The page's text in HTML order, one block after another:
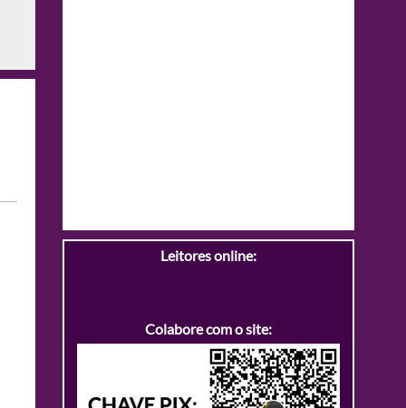
Leitores online:
Colabore com o site: